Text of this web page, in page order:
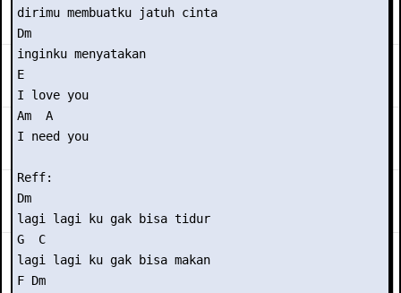
dirimu membuatku jatuh cinta
Dm
inginku menyatakan
E
I love you
Am  A
I need you
Reff:
Dm
lagi lagi ku gak bisa tidur
G  C
lagi lagi ku gak bisa makan
F Dm